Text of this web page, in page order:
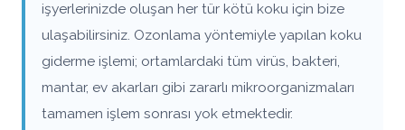
işyerlerinizde oluşan her tür kötü koku için bize
ulaşabilirsiniz. Ozonlama yöntemiyle yapılan koku
giderme işlemi; ortamlardaki tüm virüs, bakteri,
mantar, ev akarları gibi zararlı mikroorganizmaları
tamamen işlem sonrası yok etmektedir.